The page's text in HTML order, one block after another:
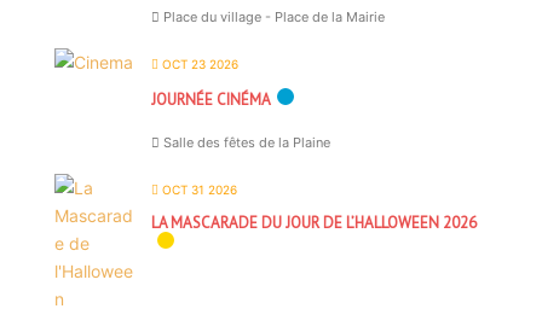
Place du village - Place de la Mairie
OCT 23 2026
JOURNÉE CINÉMA
Salle des fêtes de la Plaine
OCT 31 2026
LA MASCARADE DU JOUR DE L’HALLOWEEN 2026